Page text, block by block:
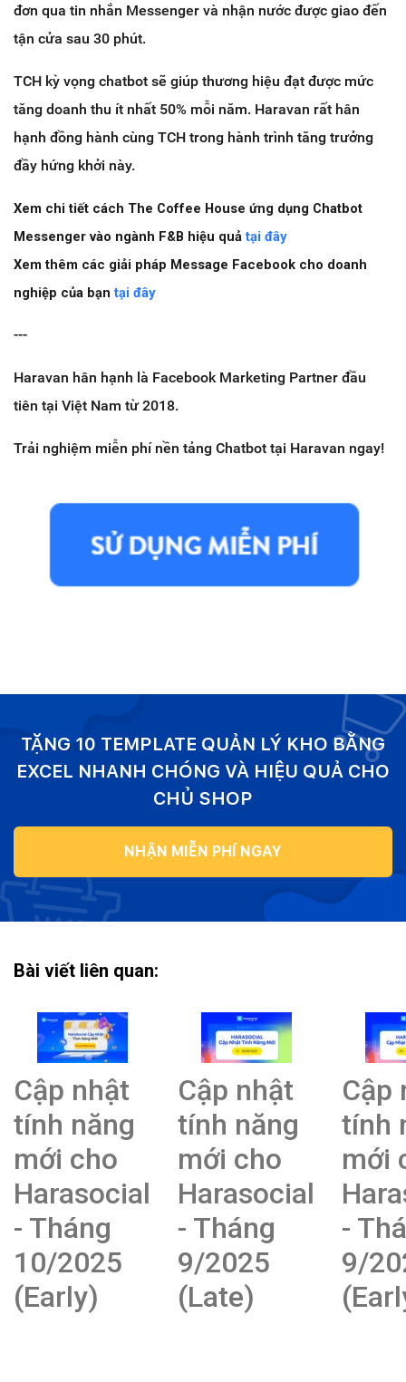
đơn qua tin nhắn Messenger và nhận nước được giao đến
tận cửa sau 30 phút.
TCH kỳ vọng chatbot sẽ giúp thương hiệu đạt được mức
tăng doanh thu ít nhất 50% mỗi năm. Haravan rất hân
hạnh đồng hành cùng TCH trong hành trình tăng trưởng
đầy hứng khởi này.
Xem chi tiết cách The Coffee House ứng dụng Chatbot
Messenger vào ngành F&B hiệu quảtại đây
Xem thêm các giải pháp Message Facebook cho doanh
nghiệp của bạntại đây
---
Haravan hân hạnh là Facebook Marketing Partner đầu
tiên tại Việt Nam từ 2018.
Trải nghiệm miễn phí nền tảng Chatbot tại Haravan ngay!
TẶNG 10 TEMPLATE QUẢN LÝ KHO BẰNG
EXCEL NHANH CHÓNG VÀ HIỆU QUẢ CHO
CHỦ SHOP
NHẬN MIỄN PHÍ NGAY
Bài viết liên quan:
Cập nhật
tính năng
mới cho
Harasocial
- Tháng
10/2025
(Early)
Cập nhật
tính năng
mới cho
Harasocial
- Tháng
9/2025
(Late)
Cập
tính
mới
-
9/